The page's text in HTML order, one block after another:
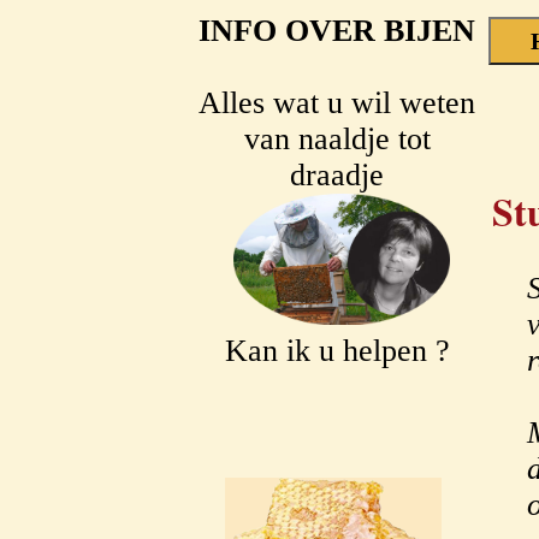
INFO OVER BIJEN
Alles wat u wil weten
van naaldje tot
draadje
Kan ik u helpen ?